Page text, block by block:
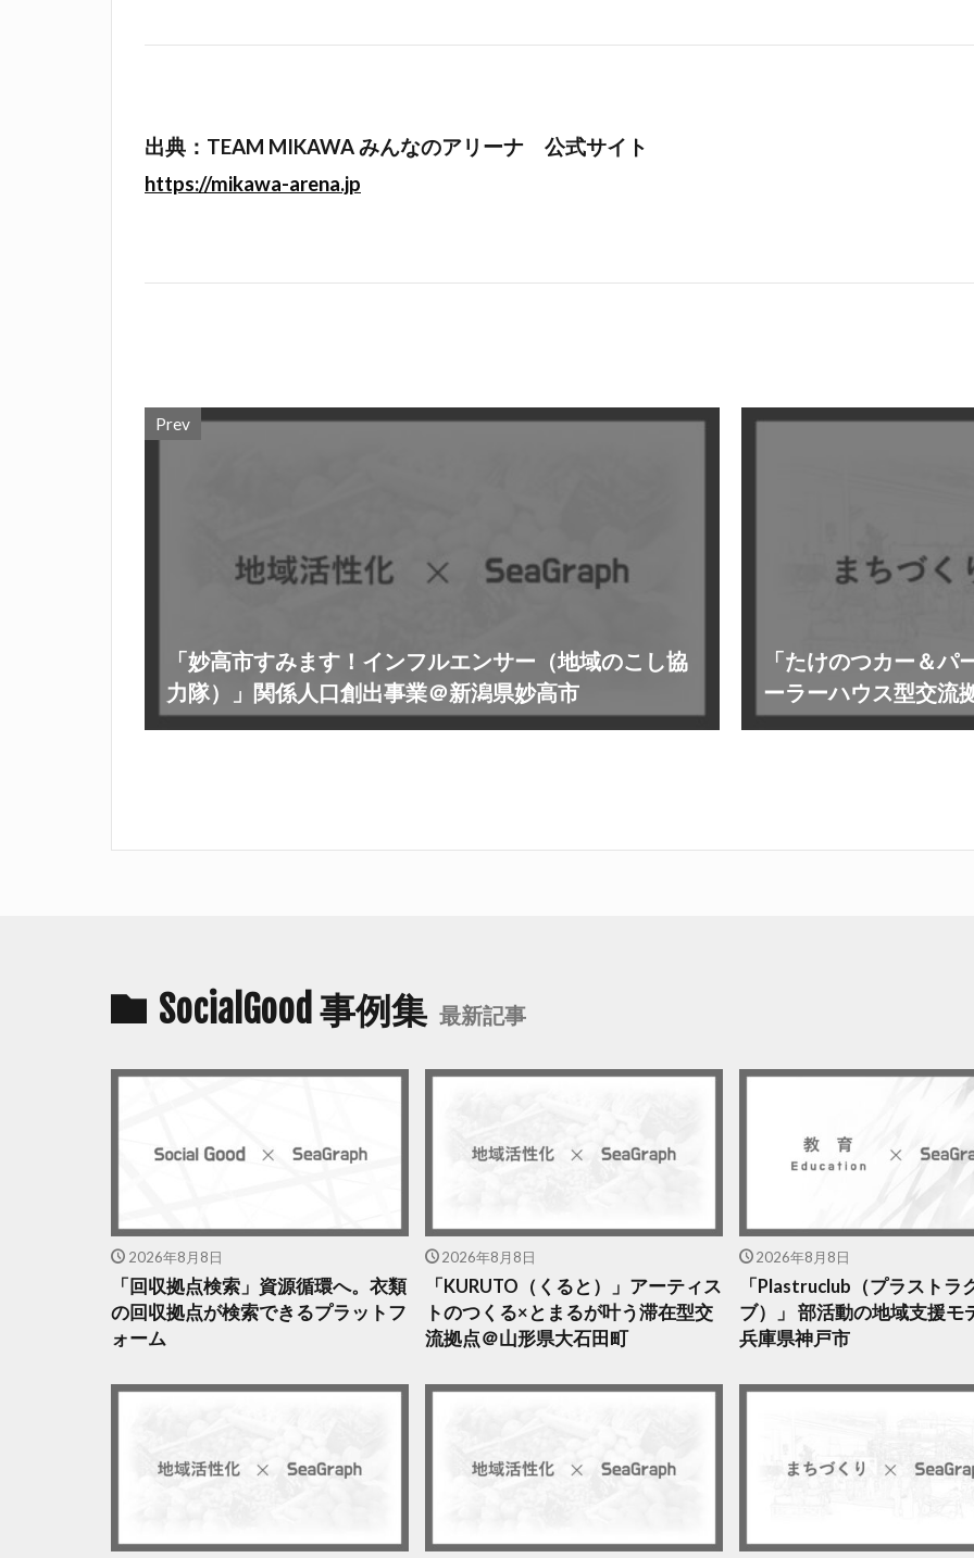
出典：TEAM MIKAWA みんなのアリーナ 公式サイト
https://mikawa-arena.jp
Prev
「妙高市すみます！インフルエンサー（地域のこし協
力隊）」関係人口創出事業＠新潟県妙高市
「たけのつカー＆
ーラーハウス型交流
SocialGood 事例集 最新記事
2026年8月8日
「回収拠点検索」資源循環へ。衣類
の回収拠点が検索できるプラットフ
ォーム
2026年8月8日
「KURUTO（くると）」アーティス
トのつくる×とまるが叶う滞在型交
流拠点＠山形県大石田町
2026年8月8日
「Plastruclub（プラストラ
ブ）」 部活動の地域支援モ
兵庫県神戸市